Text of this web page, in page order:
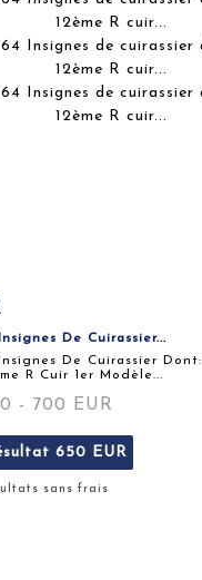
détaillée
De Cuirassier...
De Cuirassier Dont:
R Cuir 1er Modèle...
- 700 EUR
650 EUR
sans frais